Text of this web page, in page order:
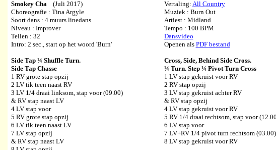
Smokey Cha
(Juli 2017)
Choreografie : Tina Argyle
Soort dans : 4 muurs linedans
Niveau : Improver
Tellen : 32
Intro: 2 sec., start op het woord 'Burn'
Vertaling: All Country
Muziek : Burn Out
Artiest : Midland
Tempo : 100 BPM
Dansvideo
Openen als PDF bestand
Side Tap ¼ Shuffle Turn.
Side Tap Chasse
1 RV grote stap opzij
2 LV tik teen naast RV
3 LV 1/4 draai linksom, stap voor (09.00)
& RV stap naast LV
4 LV stap voor
5 RV grote stap opzij
6 LV tik teen naast LV
7 LV stap opzij
& RV stap naast LV
Cross, Side, Behind Side Cross.
¼ Turn. Step ¼ Pivot Turn Cross
1 LV stap gekruist voor RV
2 RV stap opzij
3 LV stap gekruist achter RV
& RV stap opzij
4 LV stap gekruist voor RV
5 RV 1/4 draai rechtsom, stap voor
6 LV stap voor
7 LV+RV 1/4 pivot turn rechtsom (03.00)
8 LV stap gekruist voor RV